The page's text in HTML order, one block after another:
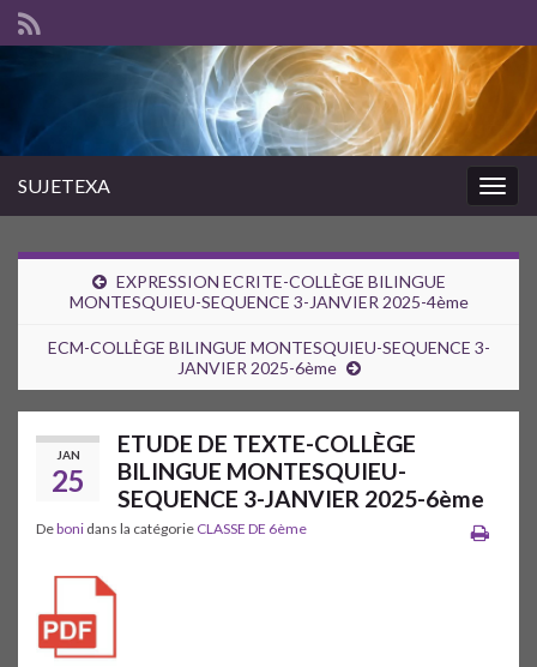
SUJETEXA
EXPRESSION ECRITE-COLLÈGE BILINGUE
MONTESQUIEU-SEQUENCE 3-JANVIER 2025-4ème
ECM-COLLÈGE BILINGUE MONTESQUIEU-SEQUENCE 3-
JANVIER 2025-6ème
JAN
25
ETUDE DE TEXTE-COLLÈGE
BILINGUE MONTESQUIEU-
SEQUENCE 3-JANVIER 2025-6ème
Deboni dans la catégorie CLASSE DE 6ème